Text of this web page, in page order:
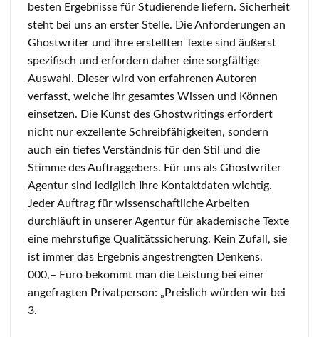
besten Ergebnisse für Studierende liefern. Sicherheit
steht bei uns an erster Stelle. Die Anforderungen an
Ghostwriter und ihre erstellten Texte sind äußerst
spezifisch und erfordern daher eine sorgfältige
Auswahl. Dieser wird von erfahrenen Autoren
verfasst, welche ihr gesamtes Wissen und Können
einsetzen. Die Kunst des Ghostwritings erfordert
nicht nur exzellente Schreibfähigkeiten, sondern
auch ein tiefes Verständnis für den Stil und die
Stimme des Auftraggebers. Für uns als Ghostwriter
Agentur sind lediglich Ihre Kontaktdaten wichtig.
Jeder Auftrag für wissenschaftliche Arbeiten
durchläuft in unserer Agentur für akademische Texte
eine mehrstufige Qualitätssicherung. Kein Zufall, sie
ist immer das Ergebnis angestrengten Denkens.
000,– Euro bekommt man die Leistung bei einer
angefragten Privatperson: „Preislich würden wir bei
3.